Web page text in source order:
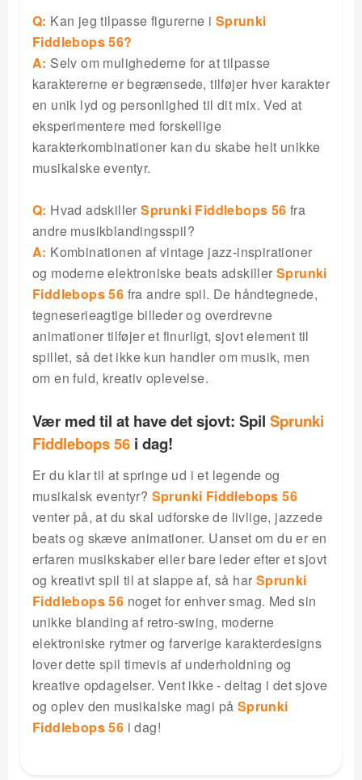
Q: Kan jeg tilpasse figurerne i Sprunki
Fiddlebops 56?
A: Selv om mulighederne for at tilpasse
karaktererne er begrænsede, tilføjer hver karakter
en unik lyd og personlighed til dit mix. Ved at
eksperimentere med forskellige
karakterkombinationer kan du skabe helt unikke
musikalske eventyr.
Q: Hvad adskillerSprunki Fiddlebops 56 fra
andre musikblandingsspil?
A: Kombinationen af vintage jazz-inspirationer
og moderne elektroniske beats adskiller Sprunki
Fiddlebops 56 fra andre spil. De håndtegnede,
tegneserieagtige billeder og overdrevne
animationer tilføjer et finurligt, sjovt element til
spillet, så det ikke kun handler om musik, men
om en fuld, kreativ oplevelse.
Vær med til at have det sjovt: Spil Sprunki
Fiddlebops 56 i dag!
Er du klar til at springe ud i et legende og
musikalsk eventyr? Sprunki Fiddlebops 56
venter på, at du skal udforske de livlige, jazzede
beats og skæve animationer. Uanset om du er en
erfaren musikskaber eller bare leder efter et sjovt
og kreativt spil til at slappe af, så har Sprunki
Fiddlebops 56 noget for enhver smag. Med sin
unikke blanding af retro-swing, moderne
elektroniske rytmer og farverige karakterdesigns
lover dette spil timevis af underholdning og
kreative opdagelser. Vent ikke - deltag i det sjove
og oplev den musikalske magi på Sprunki
Fiddlebops 56 i dag!